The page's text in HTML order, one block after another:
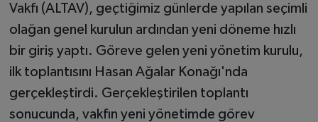
Vakfı (ALTAV), geçtiğimiz günlerde yapılan seçimli
olağan genel kurulun ardından yeni döneme hızlı
bir giriş yaptı. Göreve gelen yeni yönetim kurulu,
ilk toplantısını Hasan Ağalar Konağı'nda
gerçekleştirdi. Gerçekleştirilen toplantı
sonucunda, vakfın yeni yönetimde görev